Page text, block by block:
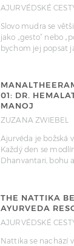
AJURVÉDSKÉ
Slovo mudra se
jako „gesto“ nebo
bychom jej popsat
01: DR.
MANOJ
ZUZANA ZWIEBEL
Ajurvéda je božská
Každý den se
Dhanvantari, bohu
THE NATTIKA
AYURVEDA
AJURVÉDSKÉ
Nattika se nachází